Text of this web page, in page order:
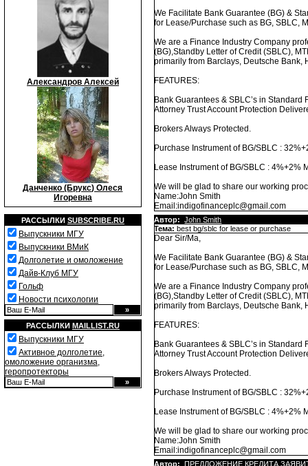
Александров Алексей
Данченко (Брукс) Олеся
Игоревна
РАССЫЛКИ SUBSCRIBE.RU
Выпускники МГУ
Выпускники ВМиК
Долголетие и омоложение
Дайв-Клуб МГУ
Гольф
Новости психологии
РАССЫЛКИ MAILLIST.RU
Выпускники МГУ
Активное долголетие,
омоложение организма,
геропротекторы
We Facilitate Bank Guarantee (BG) &
for Lease/Purchase such as BG, SBLC,
We are a Finance Industry Company
(BG),Standby Letter of Credit (SBLC),
primarily from Barclays, Deutsche Bank,
FEATURES:
Bank Guarantees & SBLC’s in
Attorney Trust Account Protection
Brokers Always Protected.
Purchase Instrument of BG/SBLC :
Lease Instrument of BG/SBLC : 4%+2%
We will be glad to share our working
Name:John Smith
Email:indigofinanceplc@gmail.com
Автор:
John Smith
Тема: best bg/sblc for lease or purchase
Dear Sir/Ma,
We Facilitate Bank Guarantee (BG) &
for Lease/Purchase such as BG, SBLC,
We are a Finance Industry Company
(BG),Standby Letter of Credit (SBLC),
primarily from Barclays, Deutsche Bank,
FEATURES:
Bank Guarantees & SBLC’s in
Attorney Trust Account Protection
Brokers Always Protected.
Purchase Instrument of BG/SBLC :
Lease Instrument of BG/SBLC : 4%+2%
We will be glad to share our working
Name:John Smith
Email:indigofinanceplc@gmail.com
Автор:
ПРЕДЛОЖЕНИЕ КРЕДИТА